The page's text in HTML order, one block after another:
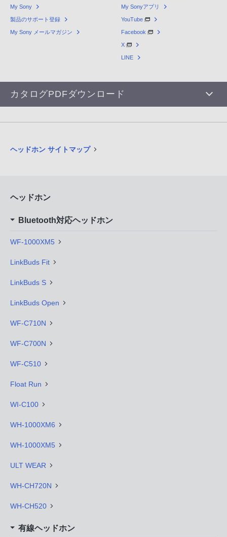
My Sony
製品のサポート登録
My Sony メールマガジン
My Sonyアプリ
YouTube
Facebook
X
LINE
カタログPDFダウンロード
ヘッドホン サイトマップ
ヘッドホン
Bluetooth対応ヘッドホン
WF-1000XM5
LinkBuds Fit
LinkBuds S
LinkBuds Open
WF-C710N
WF-C700N
WF-C510
Float Run
WI-C100
WH-1000XM6
WH-1000XM5
ULT WEAR
WH-CH720N
WH-CH520
有線ヘッドホン